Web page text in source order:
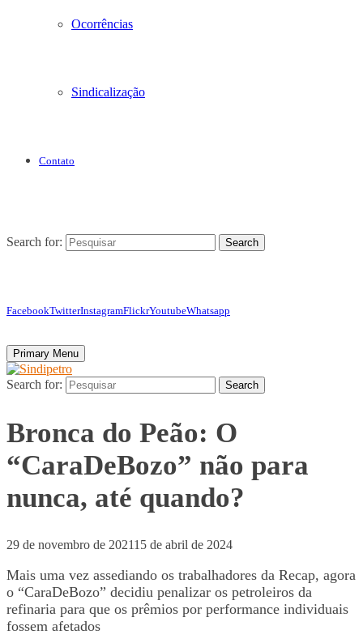
Ocorrências
Sindicalização
Contato
Search for: Search
FacebookTwitterInstagramFlickrYoutubeWhatsapp
Primary Menu
Search for: Search
Bronca do Peão: O
“CaraDeBozo” não para
nunca, até quando?
29 de novembro de 202115 de abril de 2024
Mais uma vez assediando os trabalhadores da Recap, agora
o “CaraDeBozo” decidiu penalizar os petroleiros da
refinaria para que os prêmios por performance individuais
fossem afetados